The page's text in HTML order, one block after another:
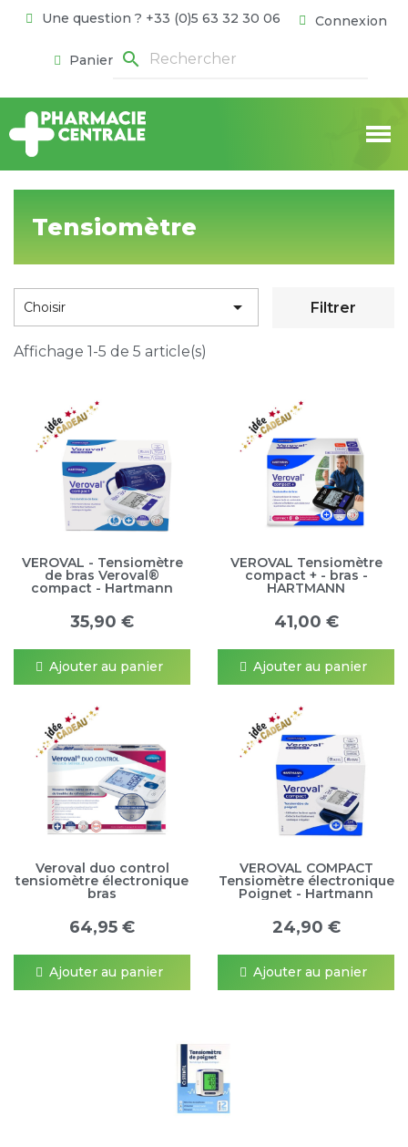
Une question ? +33 (0)5 63 32 30 06 Connexion
Panier search
Tensiomètre
Choisir  Filtrer
Affichage 1-5 de 5 article(s)
VEROVAL - Tensiomètre
de bras Veroval®
compact - Hartmann
35,90 €
Ajouter au panier
VEROVAL Tensiomètre
compact + - bras -
HARTMANN
41,00 €
Ajouter au panier
Veroval duo control
tensiomètre électronique
bras
64,95 €
Ajouter au panier
VEROVAL COMPACT
Tensiomètre électronique
Poignet - Hartmann
24,90 €
Ajouter au panier